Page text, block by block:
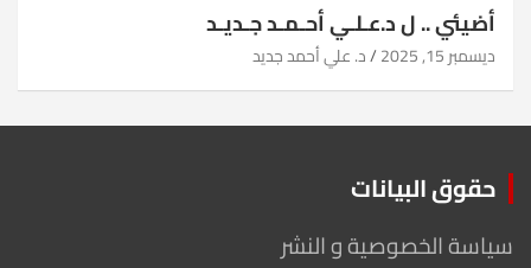
أضيئي .. ل د.عـلـي أحـمـد جـديـد
ديسمبر 15, 2025 د. علي أحمد جديد
حقوق البيانات
سياسة الخصوصية و النشر